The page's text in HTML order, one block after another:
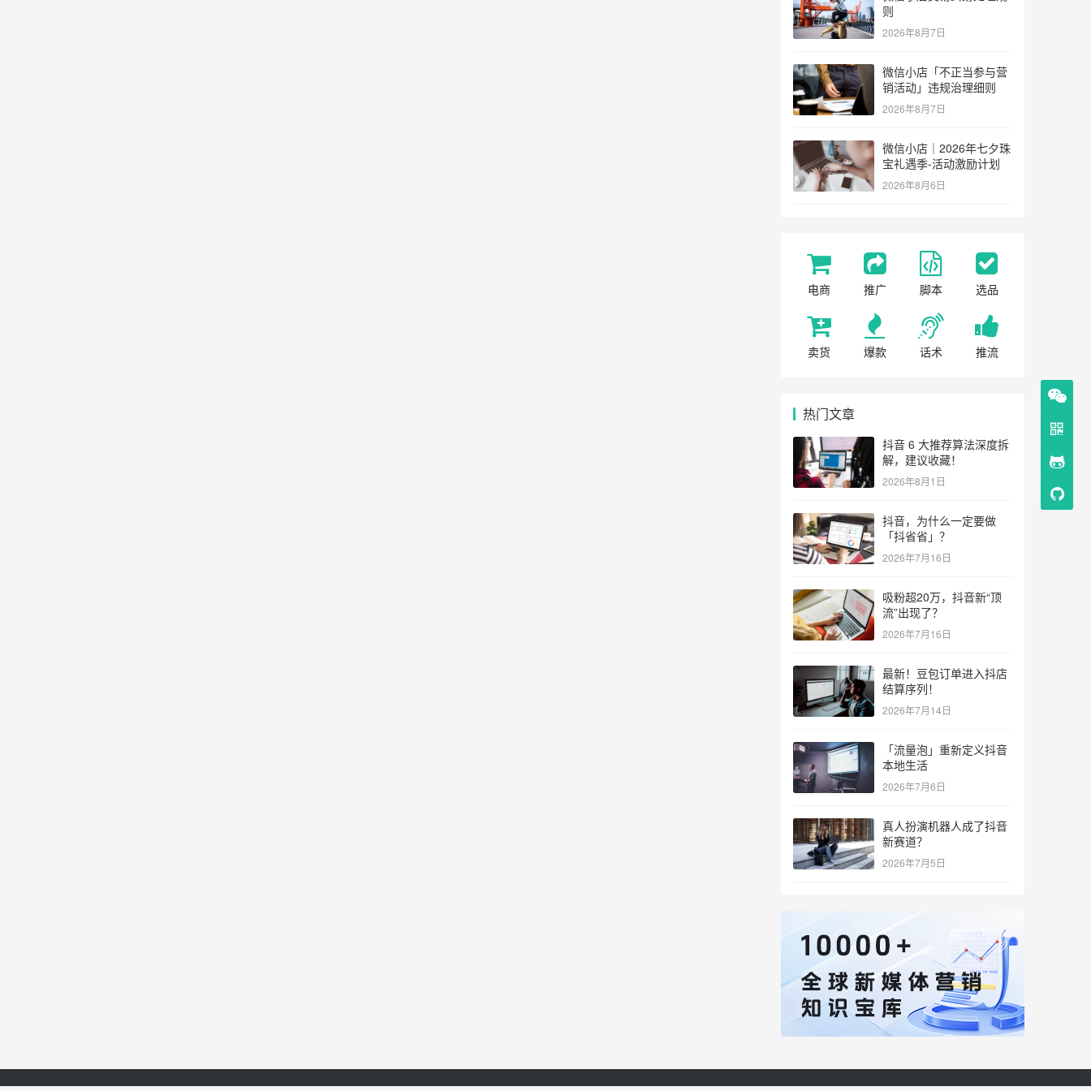
则
2026年8月7日
微信小店「不正当参与营
销活动」违规治理细则
2026年8月7日
微信小店｜2026年七夕珠
宝礼遇季-活动激励计划
2026年8月6日
电商 推广 脚本 选品
卖货 爆款 话术 推流
热门文章
抖音 6 大推荐算法深度拆
解，建议收藏！
2026年8月1日
抖音，为什么一定要做
「抖省省」？
2026年7月16日
吸粉超20万，抖音新“顶
流”出现了？
2026年7月16日
最新！豆包订单进入抖店
结算序列！
2026年7月14日
「流量泡」重新定义抖音
本地生活
2026年7月6日
真人扮演机器人成了抖音
新赛道？
2026年7月5日